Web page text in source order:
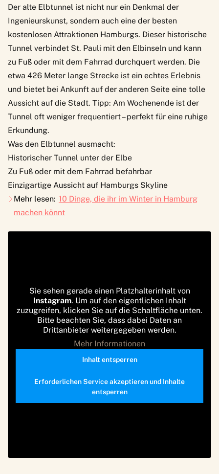
Der alte Elbtunnel ist nicht nur ein Denkmal der
Ingenieurskunst, sondern auch eine der besten
kostenlosen Attraktionen Hamburgs. Dieser historische
Tunnel verbindet St. Pauli mit den Elbinseln und kann
zu Fuß oder mit dem Fahrrad durchquert werden. Die
etwa 426 Meter lange Strecke ist ein echtes Erlebnis
und bietet bei Ankunft auf der anderen Seite eine tolle
Aussicht auf die Stadt. Tipp: Am Wochenende ist der
Tunnel oft weniger frequentiert – perfekt für eine ruhige
Erkundung.
Was den Elbtunnel ausmacht:
Historischer Tunnel unter der Elbe
Zu Fuß oder mit dem Fahrrad befahrbar
Einzigartige Aussicht auf Hamburgs Skyline
Mehr lesen: 10 Dinge, die ihr im Winter in Hamburg
machen könnt
Sie sehen gerade einen Platzhalterinhalt von
Instagram. Um auf den eigentlichen Inhalt
zuzugreifen, klicken Sie auf die Schaltfläche unten.
Bitte beachten Sie, dass dabei Daten an
Drittanbieter weitergegeben werden.
Mehr Informationen
Inhalt entsperren
Erforderlichen Service akzeptieren und Inhalte
entsperren